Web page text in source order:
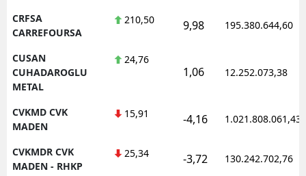
CRFSA
CARREFOURSA
210,50 9,98 195.380.644,60
CUSAN
CUHADAROGLU
METAL
24,76
1,06 12.252.073,38
CVKMD CVK
MADEN
15,91 -4,16 1.021.808.061,43
CVKMDR CVK
MADEN - RHKP
25,34 -3,72 130.242.702,76